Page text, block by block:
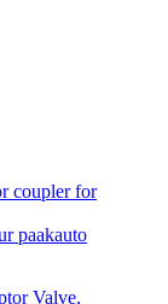
paakauto